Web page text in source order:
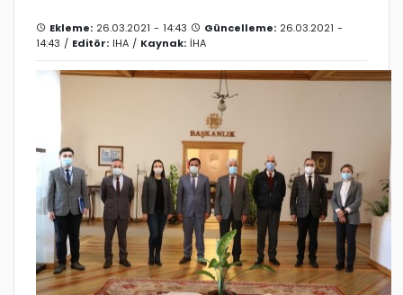
Ekleme: 26.03.2021 - 14:43 Güncelleme: 26.03.2021 -
14:43 / Editör: IHA / Kaynak: İHA